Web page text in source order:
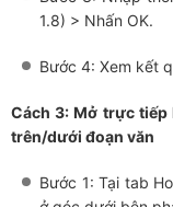
1.8) > Nhấn OK.
Bước 4: Xem kết
Cách 3: Mở trực tiếp
trên/dưới đoạn văn
Bước 1: Tại tab